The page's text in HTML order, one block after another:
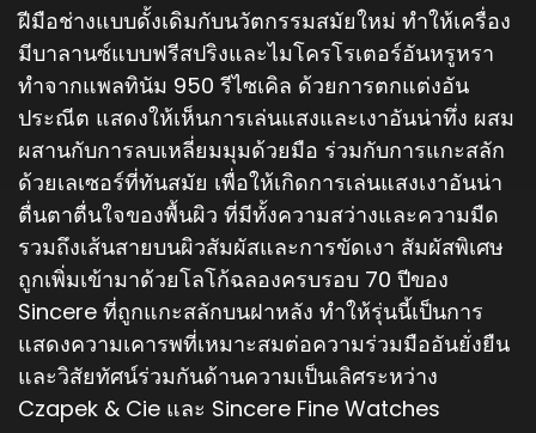
ฝีมือช่างแบบดั้งเดิมกับนวัตกรรมสมัยใหม่ ทำให้เครื่อง
มีบาลานซ์แบบฟรีสปริงและไมโครโรเตอร์อันหรูหรา
ทำจากแพลทินัม 950 รีไซเคิล ด้วยการตกแต่งอัน
ประณีต แสดงให้เห็นการเล่นแสงและเงาอันน่าทึ่ง ผสม
ผสานกับการลบเหลี่ยมมุมด้วยมือ ร่วมกับการแกะสลัก
ด้วยเลเซอร์ที่ทันสมัย เพื่อให้เกิดการเล่นแสงเงาอันน่า
ตื่นตาตื่นใจของพื้นผิว ที่มีทั้งความสว่างและความมืด
รวมถึงเส้นสายบนผิวสัมผัสและการขัดเงา สัมผัสพิเศษ
ถูกเพิ่มเข้ามาด้วยโลโก้ฉลองครบรอบ 70 ปีของ
Sincere ที่ถูกแกะสลักบนฝาหลัง ทำให้รุ่นนี้เป็นการ
แสดงความเคารพที่เหมาะสมต่อความร่วมมืออันยั่งยืน
และวิสัยทัศน์ร่วมกันด้านความเป็นเลิศระหว่าง
Czapek & Cie และ Sincere Fine Watches